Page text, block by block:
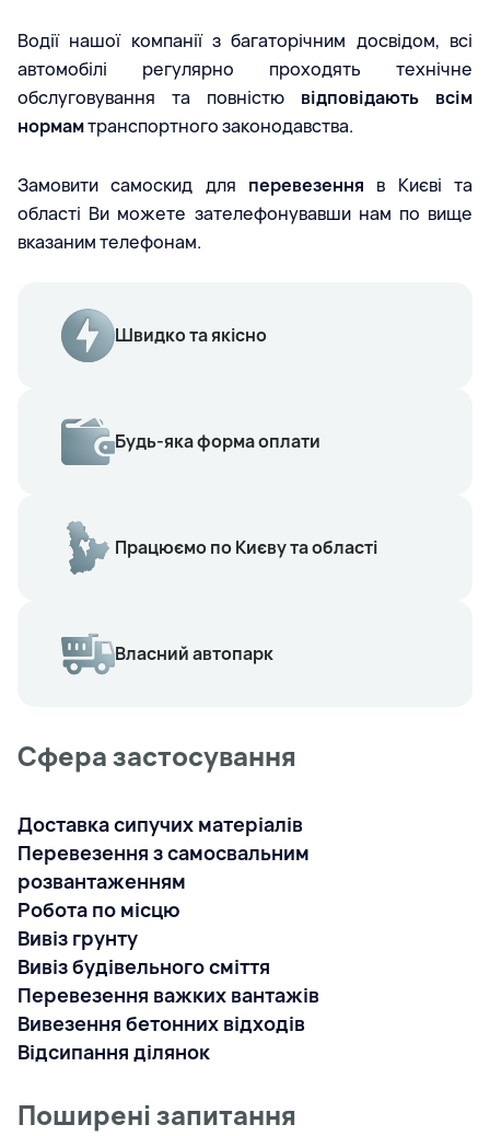
Водії нашої компанії з багаторічним досвідом, всі
автомобілі регулярно проходять технічне
обслуговування та повністю відповідають всім
нормамтранспортного законодавства.
Замовити самоскид для перевезення в Києві та
області Ви можете зателефонувавши нам по вище
вказаним телефонам.
Швидко та якісно
Будь-яка форма оплати
Працюємо по Києву та області
Власний автопарк
Сфера застосування
Доставка сипучих матеріалів
Перевезення з самосвальним
розвантаженням
Робота по місцю
Вивіз грунту
Вивіз будівельного сміття
Перевезення важких вантажів
Вивезення бетонних відходів
Відсипання ділянок
Поширені запитання